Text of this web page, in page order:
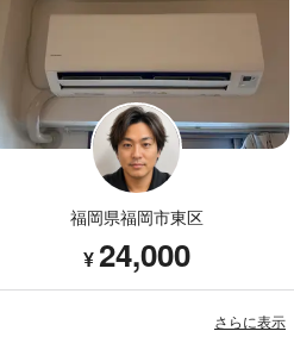
福岡県福岡市東区
¥24,000
さらに表示